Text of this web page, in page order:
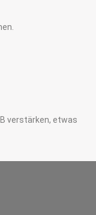
verstärken, etwas